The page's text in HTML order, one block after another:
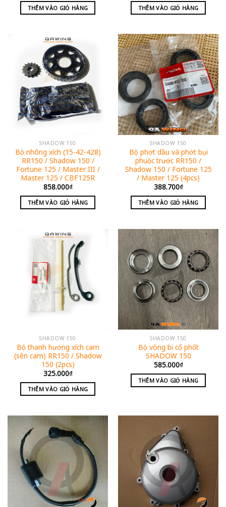
THÊM VÀO GIỎ HÀNG THÊM VÀO GIỎ HÀNG
SHADOW 150
Bộ nhông xích (15-42-428)
RR150 / Shadow 150 /
Fortune 125 / Master III /
Master 125 / CBF125R
858.000₫
THÊM VÀO GIỎ HÀNG
SHADOW 150
Bộ phớt dầu và phớt bụi
phuộc trước RR150 /
Shadow 150 / Fortune 125
/ Master 125 (4pcs)
388.700₫
THÊM VÀO GIỎ HÀNG
SHADOW 150
Bộ thanh hướng xích cam
(sên cam) RR150 / Shadow
150 (2pcs)
325.000₫
THÊM VÀO GIỎ HÀNG
SHADOW 150
Bộ vòng bi cổ phốt
SHADOW 150
585.000₫
THÊM VÀO GIỎ HÀNG